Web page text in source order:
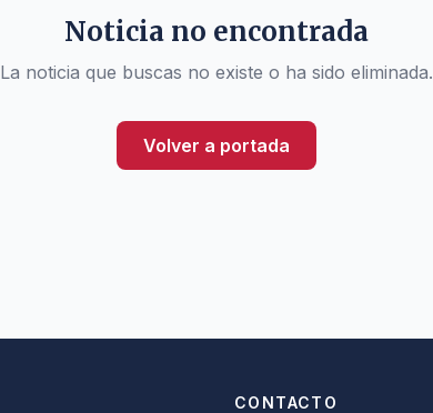
Noticia no encontrada
La noticia que buscas no existe o ha sido eliminada.
Volver a portada
CONTACTO